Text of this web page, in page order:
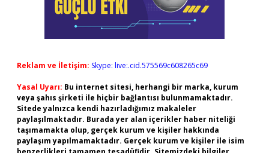
Reklam ve İletişim: Skype: live:.cid.575569c608265c69
Yasal Uyarı: Bu internet sitesi, herhangi bir marka, kurum
veya şahıs şirketi ile hiçbir bağlantısı bulunmamaktadır.
Sitede yalnızca kendi hazırladığımız makaleler
paylaşılmaktadır. Burada yer alan içerikler haber niteliği
taşımamakta olup, gerçek kurum ve kişiler hakkında
paylaşım yapılmamaktadır. Gerçek kurum ve kişiler ile isim